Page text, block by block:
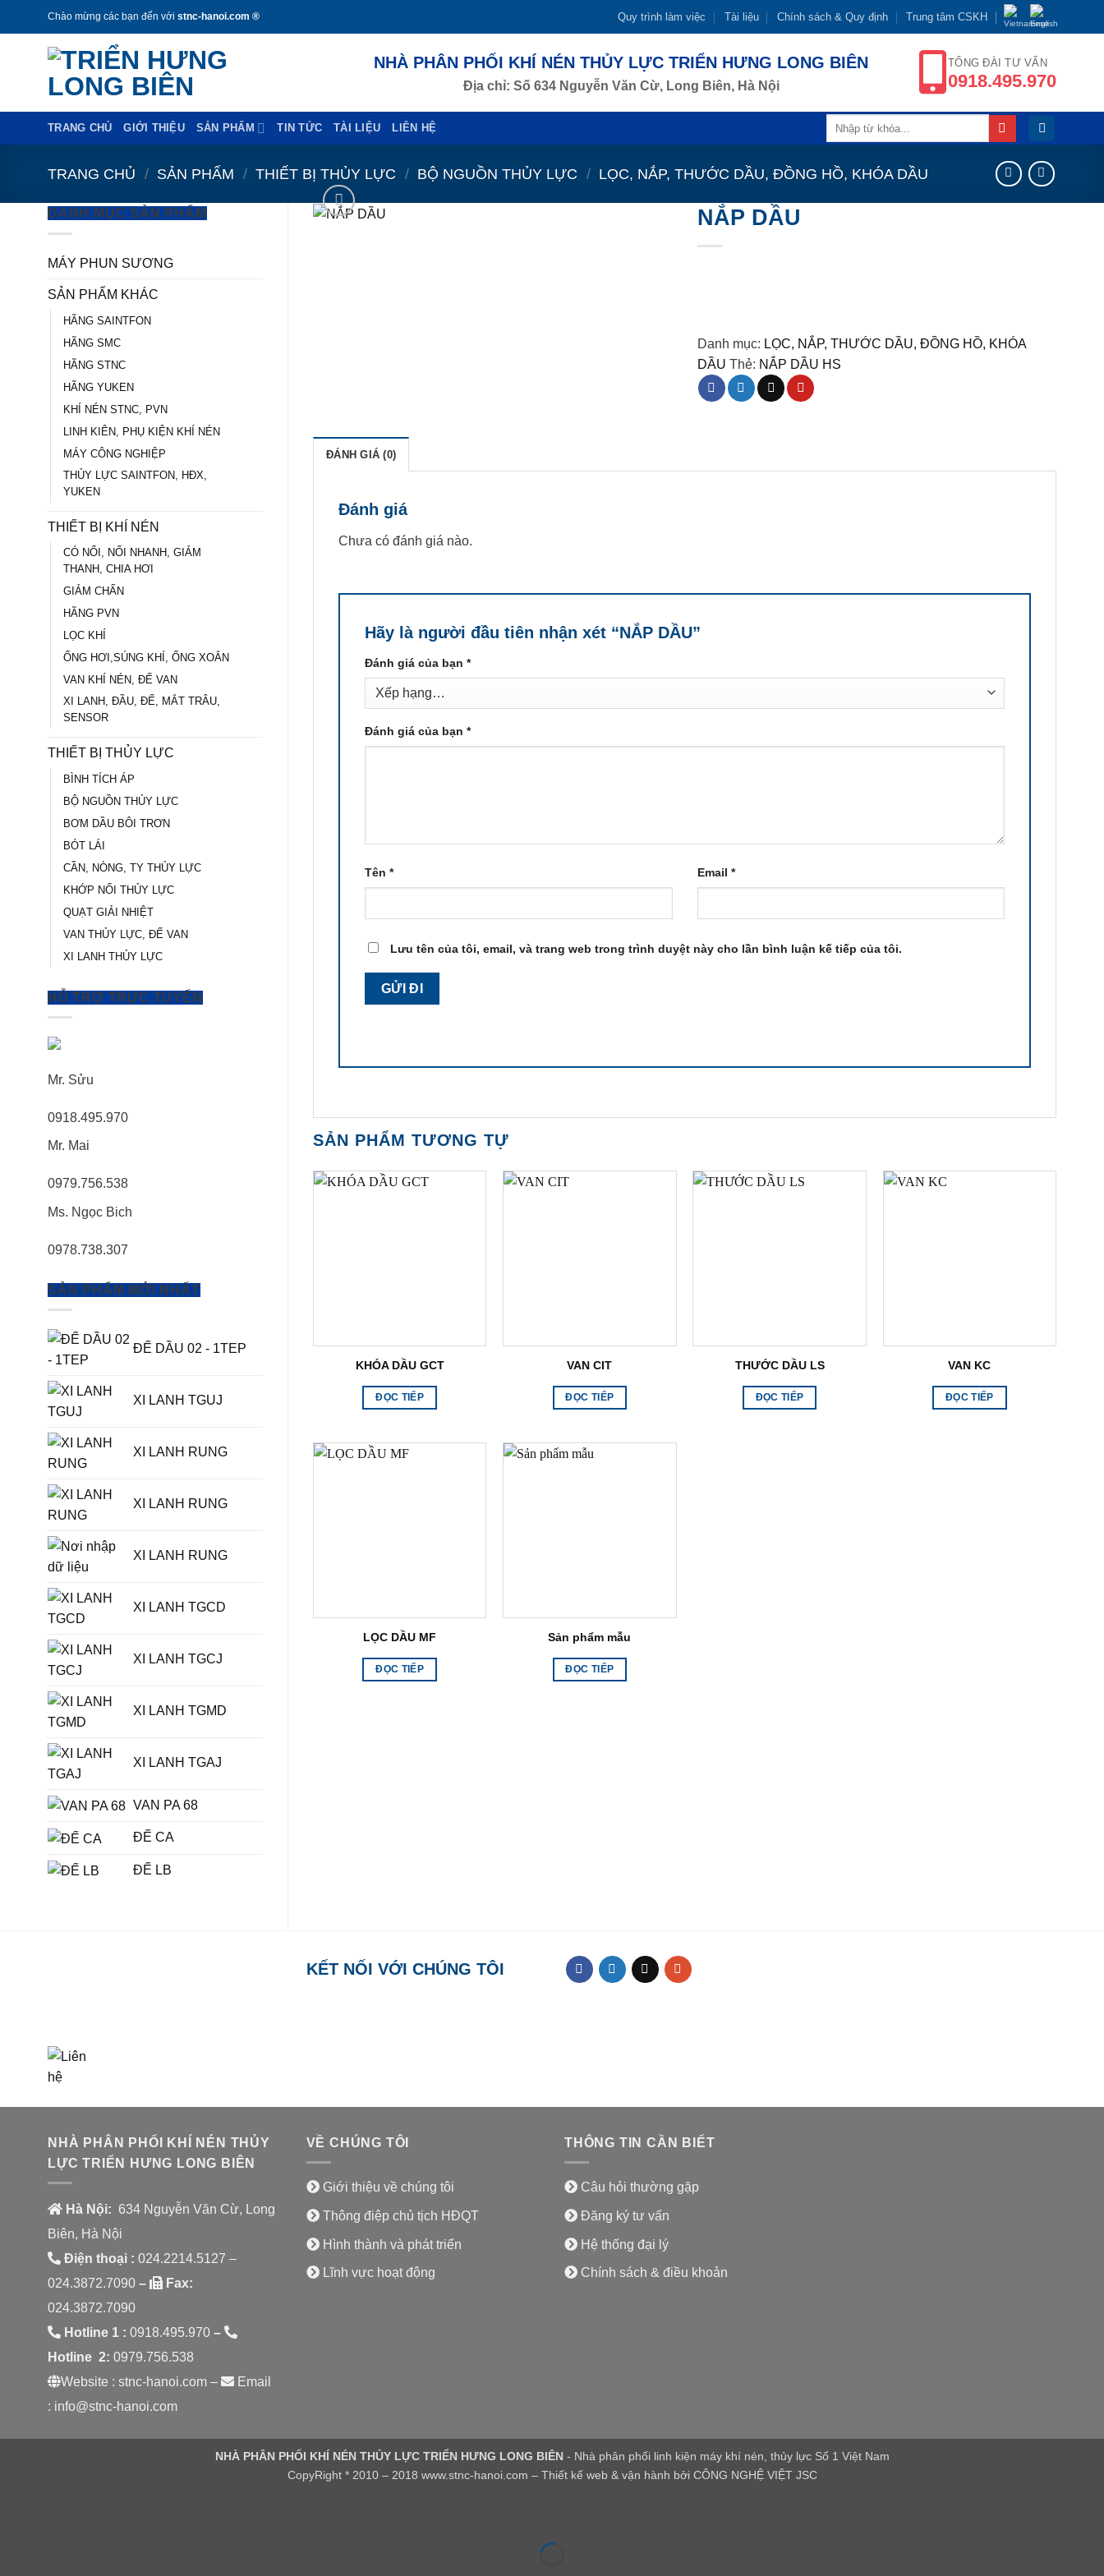
Chào mừng các bạn đến với stnc-hanoi.com ® Quy trình làm việc Tài liệu Chính sách & Quy định Trung tâm CSKH
NHÀ PHÂN PHỐI KHÍ NÉN THỦY LỰC TRIỂN HƯNG LONG BIÊN
Địa chỉ: Số 634 Nguyễn Văn Cừ, Long Biên, Hà Nội
TỔNG ĐÀI TƯ VẤN
0918.495.970
TRANG CHỦ GIỚI THIỆU SẢN PHẨM TIN TỨC TÀI LIỆU LIÊN HỆ
kiếm:
TRANG CHỦ / SẢN PHẨM / THIẾT BỊ THỦY LỰC / BỘ NGUỒN THỦY LỰC / LỌC, NẮP, THƯỚC DẦU, ĐỒNG HỒ, KHÓA DẦU
DANH MỤC SẢN PHẨM
MÁY PHUN SƯƠNG
SẢN PHẨM KHÁC
HÃNG SAINTFON
HÃNG SMC
HÃNG STNC
HÃNG YUKEN
KHÍ NÉN STNC, PVN
LINH KIÊN, PHỤ KIỆN KHÍ NÉN
MÁY CÔNG NGHIỆP
THỦY LỰC SAINTFON, HĐX,
YUKEN
THIẾT BỊ KHÍ NÉN
CÓ NỐI, NỐI NHANH, GIẢM
THANH, CHIA HƠI
GIẢM CHẤN
HÃNG PVN
LỌC KHÍ
ỐNG HƠI,SÚNG KHÍ, ỐNG XOẮN
VAN KHÍ NÉN, ĐẾ VAN
XI LANH, ĐẦU, ĐẾ, MẮT TRÂU,
SENSOR
THIẾT BỊ THỦY LỰC
BÌNH TÍCH ÁP
BỘ NGUỒN THỦY LỰC
BƠM DẦU BÔI TRƠN
BÓT LÁI
CẦN, NÒNG, TY THỦY LỰC
KHỚP NỐI THỦY LỰC
QUẠT GIẢI NHIỆT
VAN THỦY LỰC, ĐẾ VAN
XI LANH THỦY LỰC
HỖ TRỢ TRỰC TUYẾN
Mr. Sửu
0918.495.970
Mr. Mai
0979.756.538
Ms. Ngọc Bich
0978.738.307
SẢN PHẨM MỚI NHẤT
ĐẾ DẦU 02 - 1TEP
XI LANH TGUJ
XI LANH RUNG
XI LANH RUNG
XI LANH RUNG
XI LANH TGCD
XI LANH TGCJ
XI LANH TGMD
XI LANH TGAJ
VAN PA 68
ĐẾ CA
ĐẾ LB
NẮP DẦU
Danh mục: LỌC, NẮP, THƯỚC DẦU, ĐỒNG HỒ, KHÓA
DẦU Thẻ: NẮP DẦU HS
ĐÁNH GIÁ (0)
Đánh giá
Chưa có đánh giá nào.
Hãy là người đầu tiên nhận xét “NẮP DẦU”
Đánh giá của bạn *
Đánh giá của bạn *
Tên * Email *
Lưu tên của tôi, email, và trang web trong trình duyệt này cho lần bình luận kế tiếp của tôi.
SẢN PHẨM TƯƠNG TỰ
KHÓA DẦU GCT
ĐỌC TIẾP
VAN CIT
ĐỌC TIẾP
THƯỚC DẦU LS
ĐỌC TIẾP
VAN KC
ĐỌC TIẾP
LỌC DẦU MF
ĐỌC TIẾP
Sản phẩm mẫu
ĐỌC TIẾP
KẾT NỐI VỚI CHÚNG TÔI
NHÀ PHÂN PHỐI KHÍ NÉN THỦY
LỰC TRIỂN HƯNG LONG BIÊN
Hà Nội: 634 Nguyễn Văn Cừ, Long
Biên, Hà Nội
Điện thoại : 024.2214.5127 –
024.3872.7090 –
Fax:
024.3872.7090
Hotline 1 : 0918.495.970 –
Hotline 2: 0979.756.538
Website : stnc-hanoi.com –
Email
: info@stnc-hanoi.com
VỀ CHÚNG TÔI
Giới thiệu về chúng tôi
Thông điệp chủ tịch HĐQT
Hình thành và phát triển
Lĩnh vực hoạt động
THÔNG TIN CẦN BIẾT
Câu hỏi thường gặp
Đăng ký tư vấn
Hệ thống đại lý
Chính sách & điều khoản
NHÀ PHÂN PHỐI KHÍ NÉN THỦY LỰC TRIỂN HƯNG LONG BIÊN - Nhà phân phối linh kiện máy khí nén, thủy lực Số 1 Việt Nam
CopyRight * 2010 – 2018 www.stnc-hanoi.com – Thiết kế web & vận hành bởi CÔNG NGHỆ VIỆT JSC